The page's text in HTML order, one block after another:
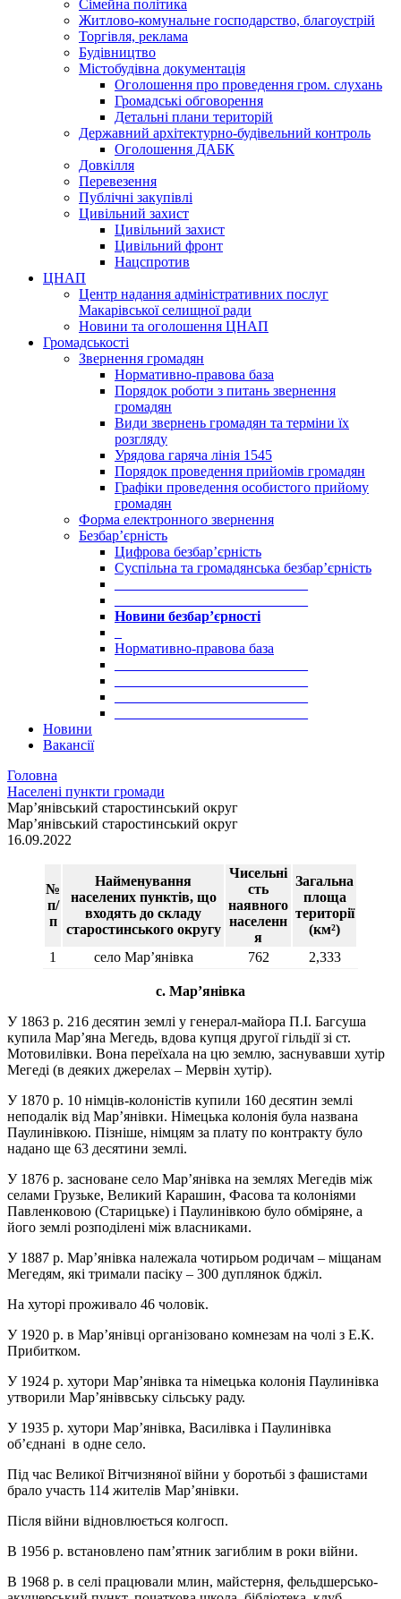
Сімейна політика
Житлово-комунальне господарство, благоустрій
Торгівля, реклама
Будівництво
Містобудівна документація
Оголошення про проведення гром. слухань
Громадські обговорення
Детальні плани територій
Державний архітектурно-будівельний контроль
Оголошення ДАБК
Довкілля
Перевезення
Публічні закупівлі
Цивільний захист
Цивільний захист
Цивільний фронт
Нацспротив
ЦНАП
Центр надання адміністративних послуг
Макарівської селищної ради
Новини та оголошення ЦНАП
Громадськості
Звернення громадян
Нормативно-правова база
Порядок роботи з питань звернення
громадян
Види звернень громадян та терміни їх
розгляду
Урядова гаряча лінія 1545
Порядок проведення прийомів громадян
Графіки проведення особистого прийому
громадян
Форма електронного звернення
Безбар’єрність
Цифрова безбар’єрність
Суспільна та громадянська безбар’єрність
Новини безбар’єрності
Нормативно-правова база
Новини
Вакансії
Головна
Населені пункти громади
Мар’янівський старостинський округ
Мар’янівський старостинський округ
16.09.2022
№
п/
п
Найменування
населених пунктів, що
входять до складу
старостинського округу
Чисельні
сть
наявного
населенн
я
Загальна
площа
території
(км²)
1
село Мар’янівка 762 2,333
с. Мар’янівка
У 1863 р. 216 десятин землі у генерал-майора П.І. Багсуша
купила Мар’яна Мегедь, вдова купця другої гільдії зі ст.
Мотовилівки. Вона переїхала на цю землю, заснувавши хутір
Мегеді (в деяких джерелах – Мервін хутір).
У 1870 р. 10 німців-колоністів купили 160 десятин землі
неподалік від Мар’янівки. Німецька колонія була названа
Паулинівкою. Пізніше, німцям за плату по контракту було
надано ще 63 десятини землі.
У 1876 р. засноване село Мар’янівка на землях Мегедів між
селами Грузьке, Великий Карашин, Фасова та колоніями
Павленковою (Старицьке) і Паулинівкою було обміряне, а
його землі розподілені між власниками.
У 1887 р. Мар’янівка належала чотирьом родичам – міщанам
Мегедям, які тримали пасіку – 300 дуплянок бджіл.
На хуторі проживало 46 чоловік.
У 1920 р. в Мар’янівці організовано комнезам на чолі з Е.К.
Прибитком.
У 1924 р. хутори Мар’янівка та німецька колонія Паулинівка
утворили Мар’яніввську сільську раду.
У 1935 р. хутори Мар’янівка, Василівка і Паулинівка
об’єднані в одне село.
Під час Великої Вітчизняної війни у боротьбі з фашистами
брало участь 114 жителів Мар’янівки.
Після війни відновлюється колгосп.
В 1956 р. встановлено пам’ятник загиблим в роки війни.
В 1968 р. в селі працювали млин, майстерня, фельдшерсько-